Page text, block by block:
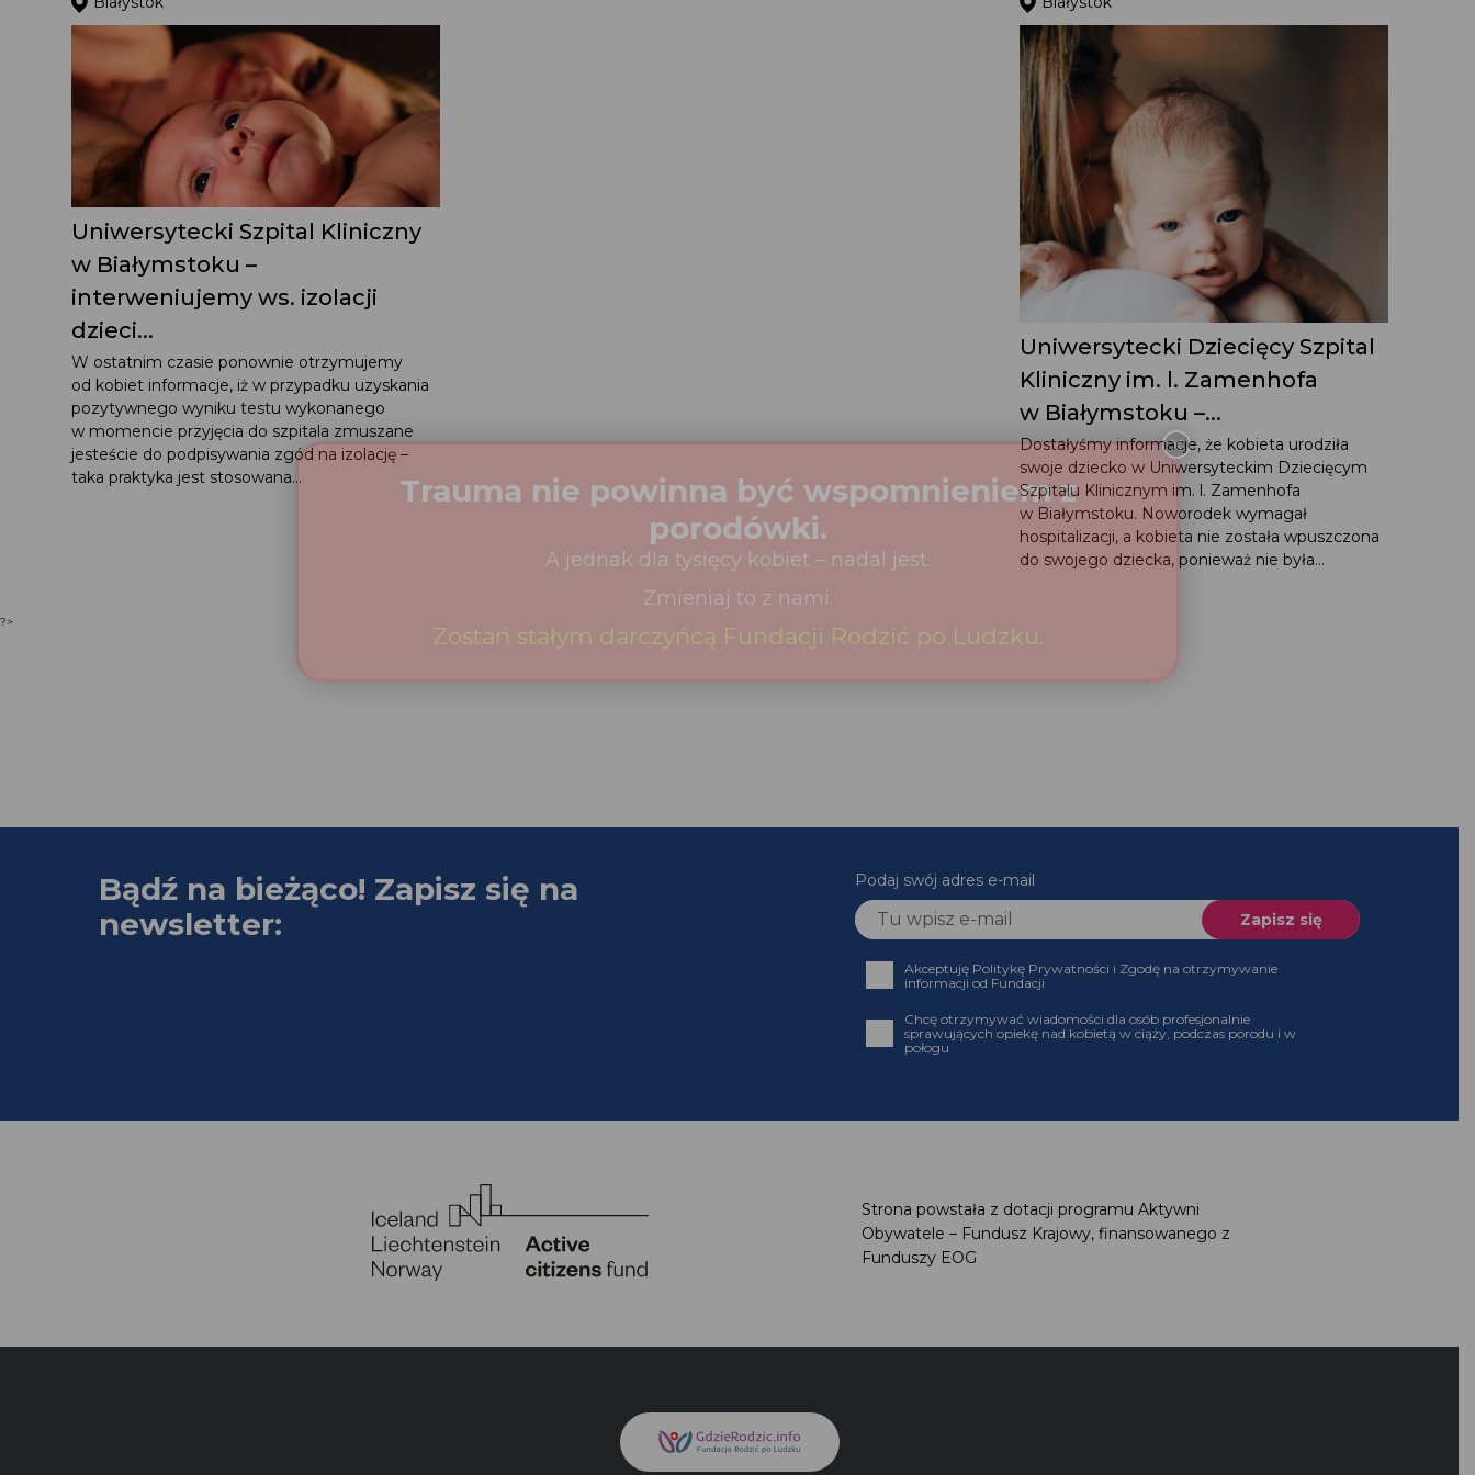
Uniwersytecki Szpital Kliniczny
w Białymstoku –
interweniujemy ws. izolacji
dzieci...
W ostatnim czasie ponownie otrzymujemy
od kobiet informacje, iż w przypadku uzyskania
pozytywnego wyniku testu wykonanego
w momencie przyjęcia do szpitala zmuszane
jesteście do podpisywania zgód na izolację –
taka praktyka jest stosowana...
Uniwersytecki Dziecięcy Szpital
Kliniczny im. l. Zamenhofa
w Białymstoku –...
Dostałyśmy informacje, że kobieta urodziła
swoje dziecko w Uniwersyteckim Dziecięcym
Szpitalu Klinicznym im. l. Zamenhofa
w Białymstoku. Noworodek wymagał
hospitalizacji, a kobieta nie została wpuszczona
do swojego dziecka, ponieważ nie była...
?>
Bądź na bieżąco! Zapisz się na
newsletter:
Podaj swój adres e-mail
Akceptuję Politykę Prywatności i Zgodę na otrzymywanie
informacji od Fundacji
Chcę otrzymywać wiadomości dla osób profesjonalnie
sprawujących opiekę nad kobietą w ciąży, podczas porodu i w
połogu
Strona powstała z dotacji programu Aktywni
Obywatele – Fundusz Krajowy, finansowanego z
Funduszy EOG